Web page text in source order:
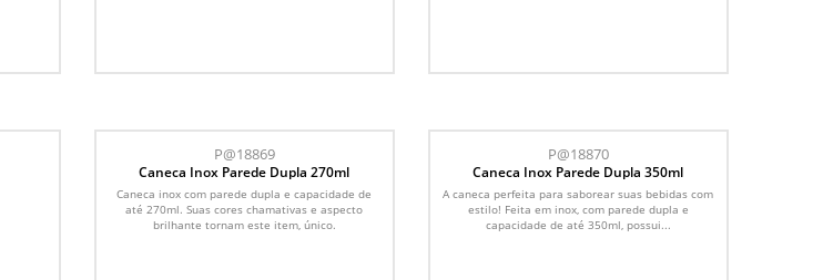
P@18869
Caneca Inox Parede Dupla 270ml
Caneca inox com parede dupla e capacidade de
até 270ml. Suas cores chamativas e aspecto
brilhante tornam este item, único.
P@18870
Caneca Inox Parede Dupla 350ml
A caneca perfeita para saborear suas bebidas com
estilo! Feita em inox, com parede dupla e
capacidade de até 350ml, possui...